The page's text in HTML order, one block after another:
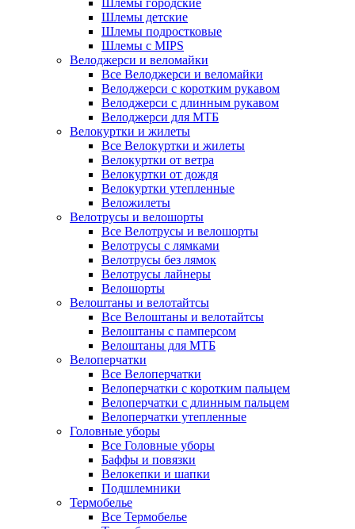
Шлемы городские
Шлемы детские
Шлемы подростковые
Шлемы с MIPS
Велоджерси и веломайки
Все Велоджерси и веломайки
Велоджерси с коротким рукавом
Велоджерси с длинным рукавом
Велоджерси для МТБ
Велокуртки и жилеты
Все Велокуртки и жилеты
Велокуртки от ветра
Велокуртки от дождя
Велокуртки утепленные
Веложилеты
Велотрусы и велошорты
Все Велотрусы и велошорты
Велотрусы с лямками
Велотрусы без лямок
Велотрусы лайнеры
Велошорты
Велоштаны и велотайтсы
Все Велоштаны и велотайтсы
Велоштаны с памперсом
Велоштаны для МТБ
Велоперчатки
Все Велоперчатки
Велоперчатки с коротким пальцем
Велоперчатки с длинным пальцем
Велоперчатки утепленные
Головные уборы
Все Головные уборы
Баффы и повязки
Велокепки и шапки
Подшлемники
Термобелье
Все Термобелье